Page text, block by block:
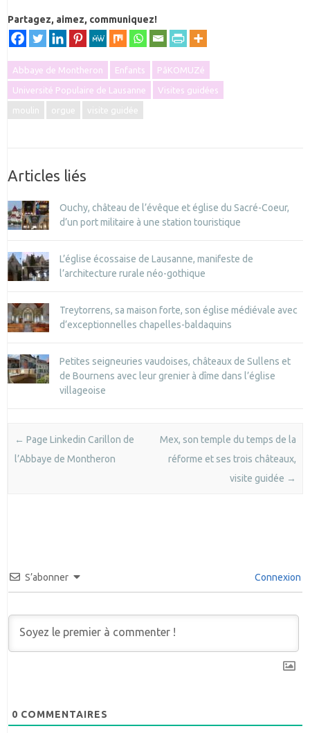
Partagez, aimez, communiquez!
Abbaye de Montheron Enfants PâKOMUZé
Université Populaire de Lausanne Visites guidées
moulin orgue visite guidée
Articles liés
Ouchy, château de l’évêque et église du Sacré-Coeur,
d’un port militaire à une station touristique
L’église écossaise de Lausanne, manifeste de
l’architecture rurale néo-gothique
Treytorrens, sa maison forte, son église médiévale avec
d’exceptionnelles chapelles-baldaquins
Petites seigneuries vaudoises, châteaux de Sullens et
de Bournens avec leur grenier à dîme dans l’église
villageoise
Post navigation
← Page Linkedin Carillon de
l’Abbaye de Montheron
Mex, son temple du temps de la
réforme et ses trois châteaux,
visite guidée →
S’abonner Connexion
0 COMMENTAIRES